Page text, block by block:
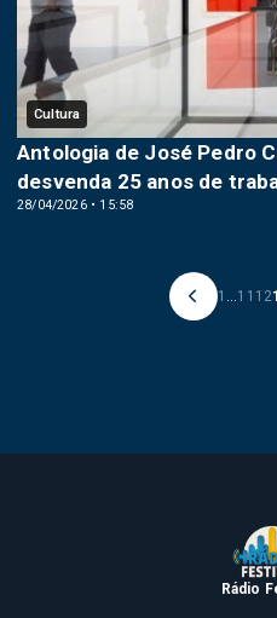
Cultura
28/04/2026 • 15:58
Antologia de José Pedro
desvenda 25 anos de
1 11 12
Rádio